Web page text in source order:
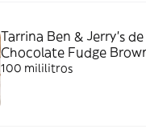
Tarrina Ben & Jerry's de
Chocolate Fudge
100 mililitros